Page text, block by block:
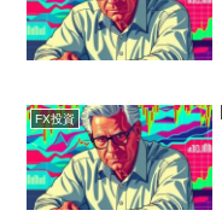
FX投資